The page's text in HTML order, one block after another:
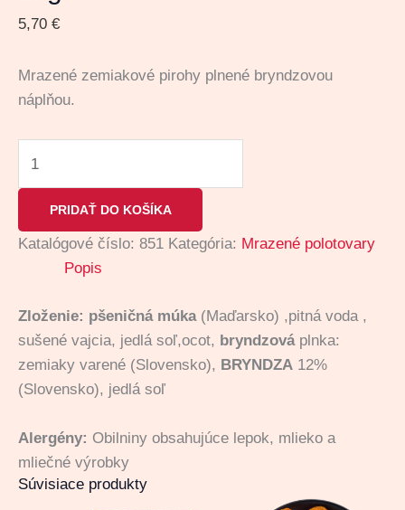
5,70 €
Mrazené zemiakové pirohy plnené bryndzovou
náplňou.
PRIDAŤ DO KOŠÍKA
Katalógové číslo: 851 Kategória: Mrazené polotovary
Popis
Zloženie: pšeničná múka (Maďarsko) ,pitná voda ,
sušené vajcia, jedlá soľ,ocot, bryndzováplnka:
zemiaky varené (Slovensko), BRYNDZA 12%
(Slovensko), jedlá soľ
Alergény: Obilniny obsahujúce lepok, mlieko a
mliečné výrobky
Súvisiace produkty